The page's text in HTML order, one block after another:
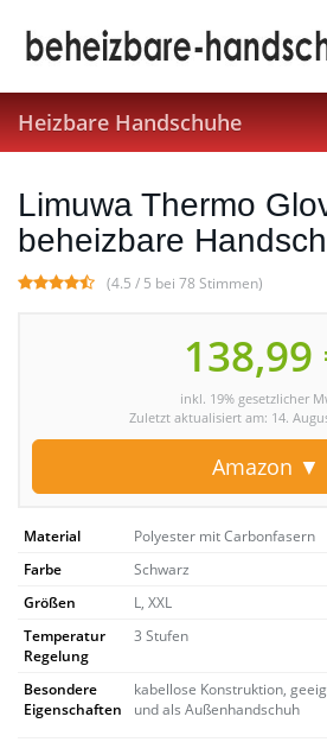
main
Heizbare Handschuhe
Limuwa Thermo
beheizbare
(4.5 / 5 bei 78 Stimmen)
138,99
inkl. 19% gesetzlicher
Zuletzt aktualisiert am: 14.
Amazon ▼
Material
Polyester mit Carbonfasern
Farbe
Schwarz
Größen
L, XXL
Temperatur
Regelung
3 Stufen
Besondere
Eigenschaften
kabellose Konstruktion,
und als Außenhandschuh